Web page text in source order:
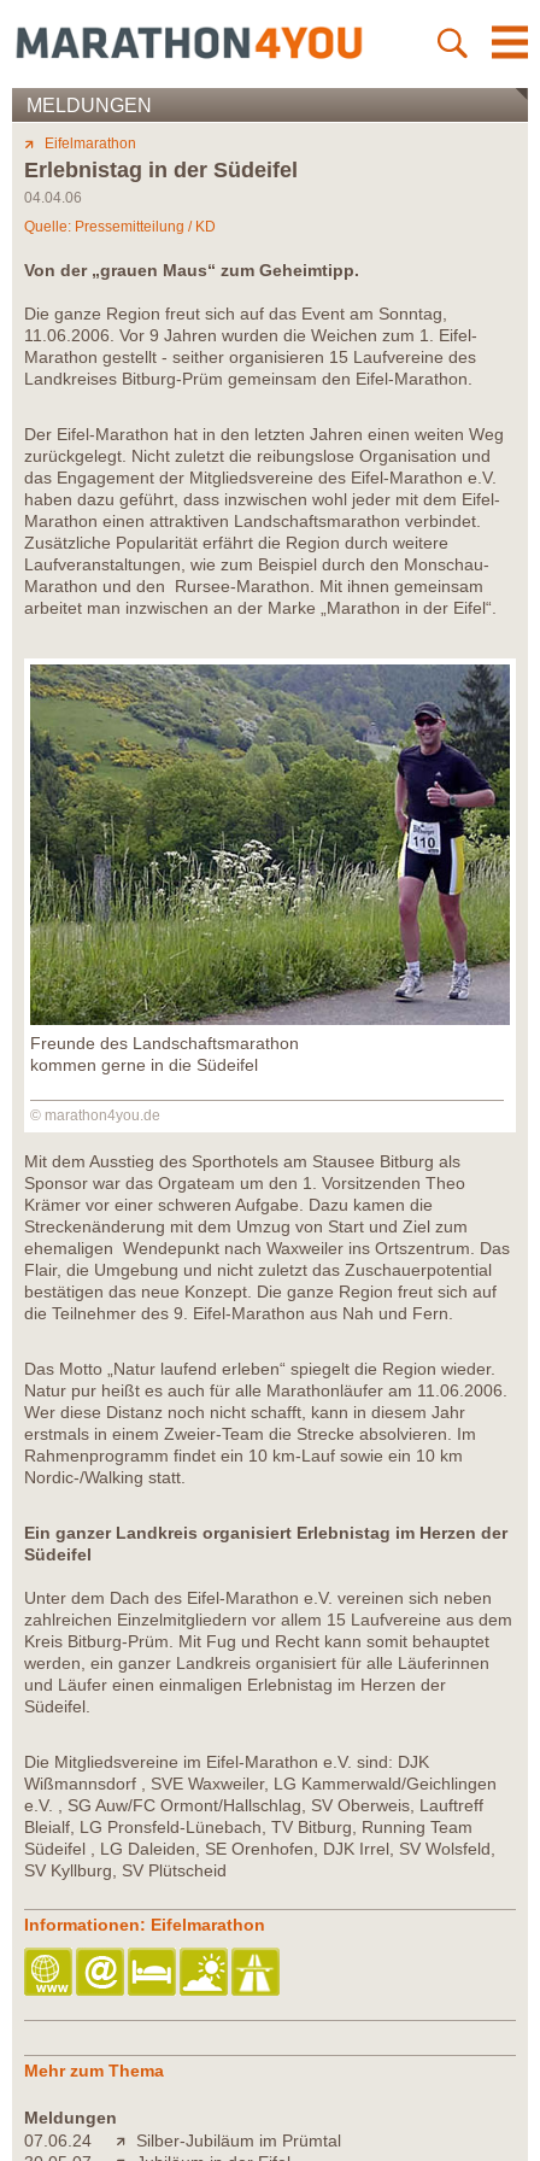
MELDUNGEN
Eifelmarathon
Erlebnistag in der Südeifel
04.04.06
Quelle: Pressemitteilung / KD
Von der „grauen Maus“ zum Geheimtipp.
Die ganze Region freut sich auf das Event am Sonntag,
11.06.2006. Vor 9 Jahren wurden die Weichen zum 1. Eifel-
Marathon gestellt - seither organisieren 15 Laufvereine des
Landkreises Bitburg-Prüm gemeinsam den Eifel-Marathon.
Der Eifel-Marathon hat in den letzten Jahren einen weiten Weg
zurückgelegt. Nicht zuletzt die reibungslose Organisation und
das Engagement der Mitgliedsvereine des Eifel-Marathon e.V.
haben dazu geführt, dass inzwischen wohl jeder mit dem Eifel-
Marathon einen attraktiven Landschaftsmarathon verbindet.
Zusätzliche Popularität erfährt die Region durch weitere
Laufveranstaltungen, wie zum Beispiel durch den Monschau-
Marathon und den Rursee-Marathon. Mit ihnen gemeinsam
arbeitet man inzwischen an der Marke „Marathon in der Eifel“.
Freunde des Landschaftsmarathon
kommen gerne in die Südeifel
© marathon4you.de
Mit dem Ausstieg des Sporthotels am Stausee Bitburg als
Sponsor war das Orgateam um den 1. Vorsitzenden Theo
Krämer vor einer schweren Aufgabe. Dazu kamen die
Streckenänderung mit dem Umzug von Start und Ziel zum
ehemaligen Wendepunkt nach Waxweiler ins Ortszentrum. Das
Flair, die Umgebung und nicht zuletzt das Zuschauerpotential
bestätigen das neue Konzept. Die ganze Region freut sich auf
die Teilnehmer des 9. Eifel-Marathon aus Nah und Fern.
Das Motto „Natur laufend erleben“ spiegelt die Region wieder.
Natur pur heißt es auch für alle Marathonläufer am 11.06.2006.
Wer diese Distanz noch nicht schafft, kann in diesem Jahr
erstmals in einem Zweier-Team die Strecke absolvieren. Im
Rahmenprogramm findet ein 10 km-Lauf sowie ein 10 km
Nordic-/Walking statt.
Ein ganzer Landkreis organisiert Erlebnistag im Herzen der
Südeifel
Unter dem Dach des Eifel-Marathon e.V. vereinen sich neben
zahlreichen Einzelmitgliedern vor allem 15 Laufvereine aus dem
Kreis Bitburg-Prüm. Mit Fug und Recht kann somit behauptet
werden, ein ganzer Landkreis organisiert für alle Läuferinnen
und Läufer einen einmaligen Erlebnistag im Herzen der
Südeifel.
Die Mitgliedsvereine im Eifel-Marathon e.V. sind: DJK
Wißmannsdorf , SVE Waxweiler, LG Kammerwald/Geichlingen
e.V. , SG Auw/FC Ormont/Hallschlag, SV Oberweis, Lauftreff
Bleialf, LG Pronsfeld-Lünebach, TV Bitburg, Running Team
Südeifel , LG Daleiden, SE Orenhofen, DJK Irrel, SV Wolsfeld,
SV Kyllburg, SV Plütscheid
Informationen: Eifelmarathon
Mehr zum Thema
Meldungen
07.06.24
Silber-Jubiläum im Prümtal